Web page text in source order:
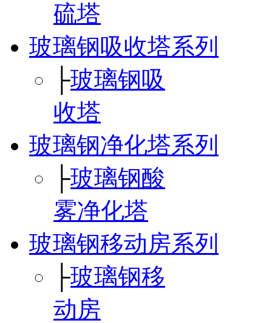
硫塔
玻璃钢吸收塔系列
├玻璃钢吸
收塔
玻璃钢净化塔系列
├玻璃钢酸
雾净化塔
玻璃钢移动房系列
├玻璃钢移
动房